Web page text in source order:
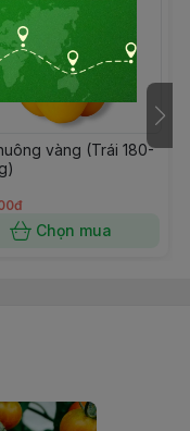
vàng (Trái 180-
Chọn mua